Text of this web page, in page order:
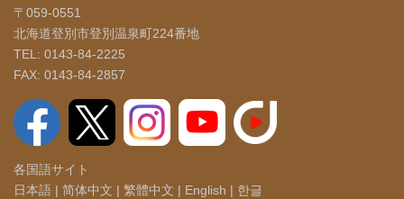
〒059-0551
北海道登別市登別温泉町224番地
TEL: 0143-84-2225
FAX: 0143-84-2857
各国語サイト
日本語 | 简体中文 | 繁體中文 | English | 한글